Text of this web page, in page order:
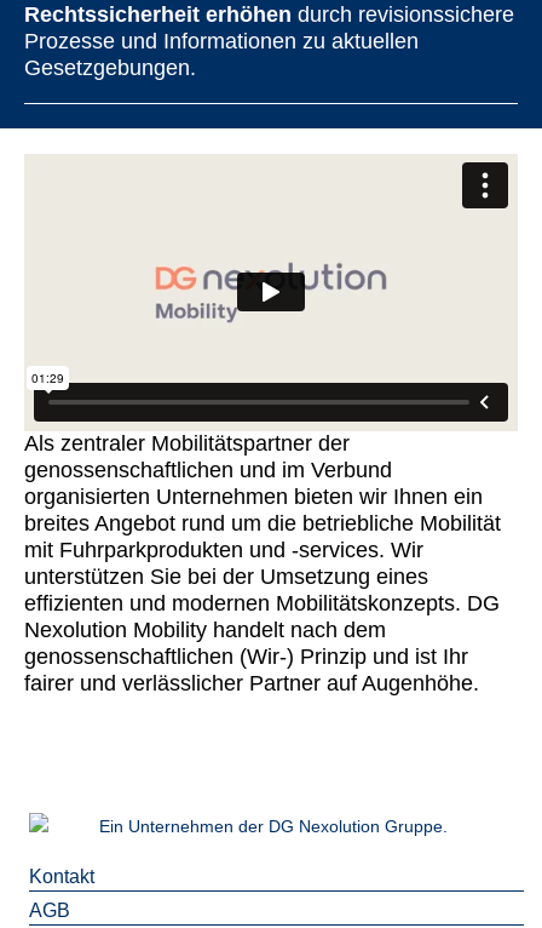
Rechtssicherheit erhöhen durch revisionssichere
Prozesse und Informationen zu aktuellen
Gesetzgebungen.
Als zentraler Mobilitätspartner der
genossenschaftlichen und im Verbund
organisierten Unternehmen bieten wir Ihnen ein
breites Angebot rund um die betriebliche Mobilität
mit Fuhrparkprodukten und -services. Wir
unterstützen Sie bei der Umsetzung eines
effizienten und modernen Mobilitätskonzepts. DG
Nexolution Mobility handelt nach dem
genossenschaftlichen (Wir-) Prinzip und ist Ihr
fairer und verlässlicher Partner auf Augenhöhe.
Ein Unternehmen der DG Nexolution Gruppe.
Kontakt
AGB